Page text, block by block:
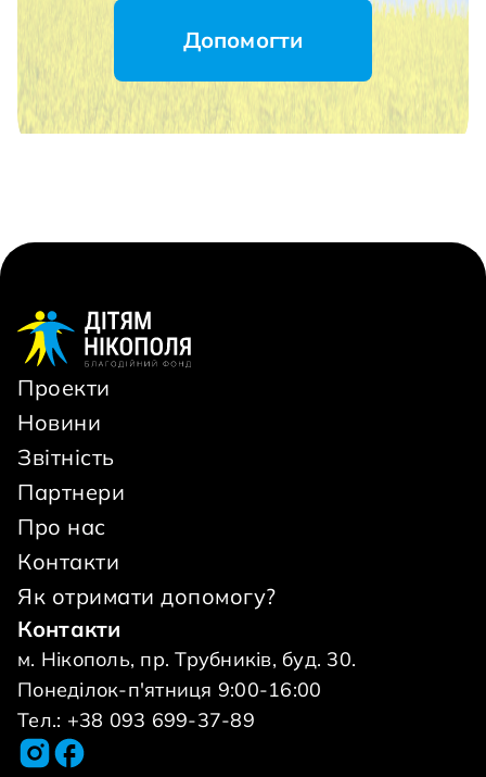
Допомогти
Проекти
Новини
Звітність
Партнери
Про нас
Контакти
Як отримати допомогу?
Контакти
м. Нікополь, пр. Трубників, буд. 30.
Понеділок-п'ятниця 9:00-16:00
Тел.: +38 093 699-37-89